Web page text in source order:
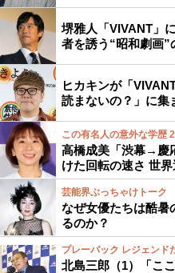
堺雅人「VIVANT」
者を誘う“昭和劇画”
ヒカキンが「
読まないの？」に集
この有名人の意外な学歴
高橋成美「渋幕→慶
けた回転の速さ 世
芸能界ぶっちゃけトーク
なぜ女優たちは酷暑
るのか？
プレーバック レジェンド
北島三郎（1）「こ